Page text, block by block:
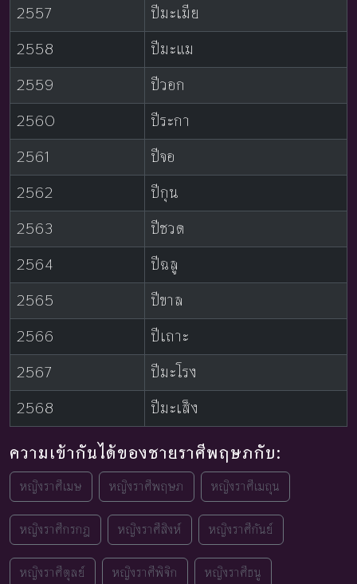
2557
ปีมะเมีย
2558
ปีมะแม
2559
ปีวอก
2560
ปีระกา
2561
ปีจอ
2562
ปีกุน
2563
ปีชวด
2564
ปีฉลู
2565
ปีขาล
2566
ปีเถาะ
2567
ปีมะโรง
2568
ปีมะเส็ง
ความเข้ากันได้ของชายราศีพฤษภกับ:
หญิงราศีเมษ หญิงราศีพฤษภ หญิงราศีเมถุน
หญิงราศีกรกฎ หญิงราศีสิงห์ หญิงราศีกันย์
หญิงราศีตุลย์ หญิงราศีพิจิก หญิงราศีธนู